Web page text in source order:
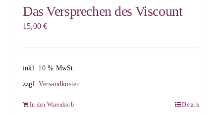
Das Versprechen des Viscount
15,00€
inkl. 10 % MwSt.
zzgl.Versandkosten
In den Warenkorb Details